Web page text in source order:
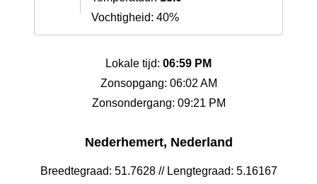
Vochtigheid: 40%
Lokale tijd: 06:59 PM
Zonsopgang: 06:02 AM
Zonsondergang: 09:21 PM
Nederhemert, Nederland
Breedtegraad: 51.7628 // Lengtegraad: 5.16167